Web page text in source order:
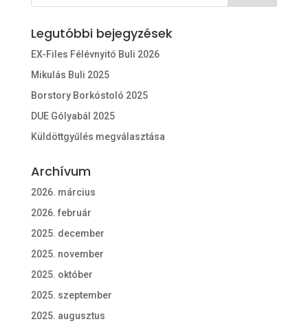
Legutóbbi bejegyzések
EX-Files Félévnyitó Buli 2026
Mikulás Buli 2025
Borstory Borkóstoló 2025
DUE Gólyabál 2025
Küldöttgyűlés megválasztása
Archívum
2026. március
2026. február
2025. december
2025. november
2025. október
2025. szeptember
2025. augusztus